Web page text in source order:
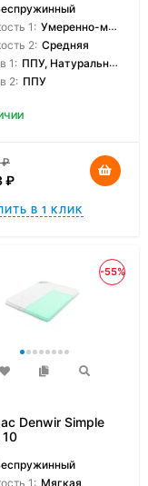
1: Умеренно-мягкая
2: Средняя
1: ППУ, Натуральный латекс
2: ППУ
₽
₽
В 1 КЛИК
-55%
Denwir Simple
10
1: Мягкая